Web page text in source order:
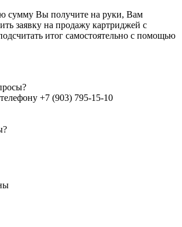
сумму Вы получите на руки, Вам
заявку на продажу картриджей с
итог самостоятельно с помощью
+7 (903) 795-15-10